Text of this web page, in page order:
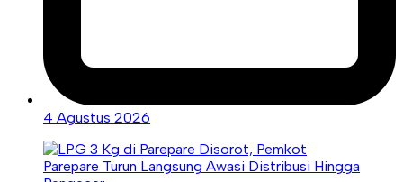
4 Agustus 2026